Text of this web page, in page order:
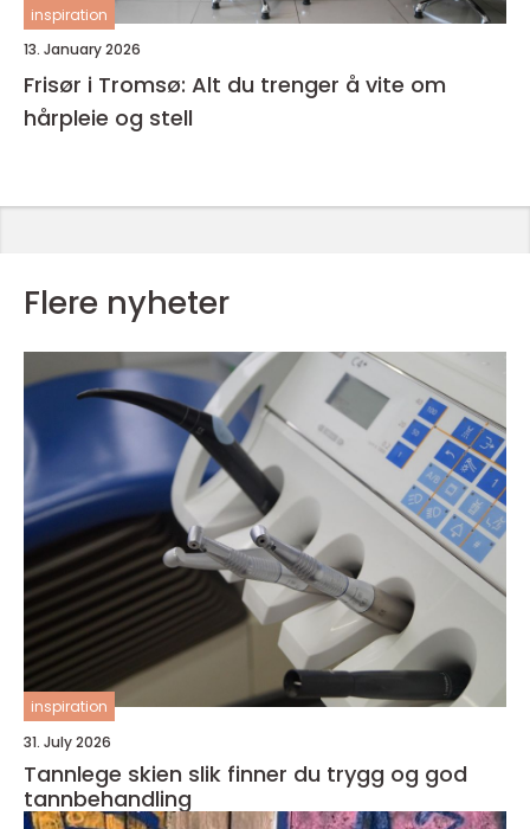
inspiration
13. January 2026
Frisør i Tromsø: Alt du trenger å vite om
hårpleie og stell
Flere nyheter
inspiration
31. July 2026
Tannlege skien slik finner du trygg og god
tannbehandling